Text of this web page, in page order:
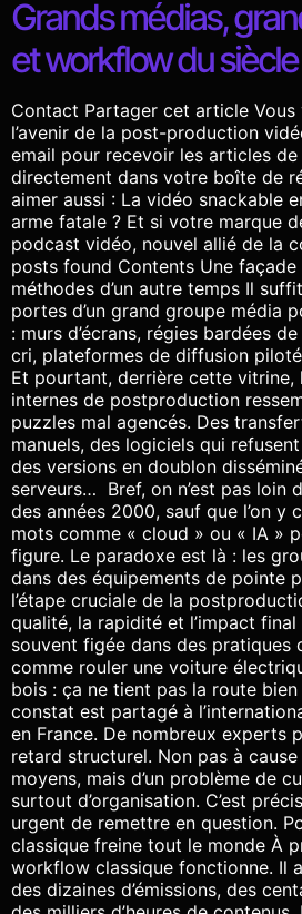
Grands médias,
et workflow du
Contact Partager cet article
l’avenir de la post-production
email pour recevoir les articles de
directement dans votre boîte de
aimer aussi : La vidéo snackable
arme fatale ? Et si votre marque
podcast vidéo, nouvel allié de la
posts found Contents Une façade
méthodes d’un autre temps Il
portes d’un grand groupe média
: murs d’écrans, régies bardées
cri, plateformes de diffusion
Et pourtant, derrière cette vitrine,
internes de postproduction
puzzles mal agencés. Des
manuels, des logiciels qui
des versions en doublon
serveurs… Bref, on n’est pas loin
des années 2000, sauf que l’on y
mots comme « cloud » ou « IA »
figure. Le paradoxe est là : les
dans des équipements de pointe
l’étape cruciale de la
qualité, la rapidité et l’impact final
souvent figée dans des pratiques
comme rouler une voiture
bois : ça ne tient pas la route
constat est partagé à
en France. De nombreux experts
retard structurel. Non pas à cause
moyens, mais d’un problème de
surtout d’organisation. C’est
urgent de remettre en question.
classique freine tout le monde À
workflow classique fonctionne. Il
des dizaines d’émissions, des